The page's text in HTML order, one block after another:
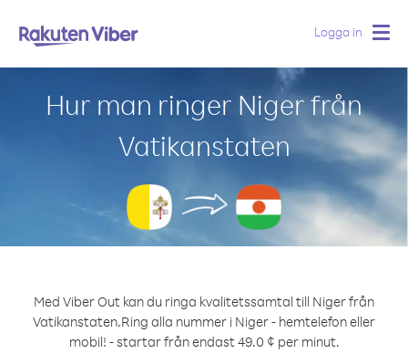
Logga in
Hur man ringer Niger från
Vatikanstaten
Med Viber Out kan du ringa kvalitetssamtal till Niger från
Vatikanstaten.Ring alla nummer i Niger - hemtelefon eller
mobil! - startar från endast 49.0 ¢ per minut.